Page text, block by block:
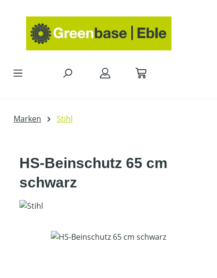
Marken Stihl
HS-Beinschutz 65 cm
schwarz
Bildergalerie überspringen